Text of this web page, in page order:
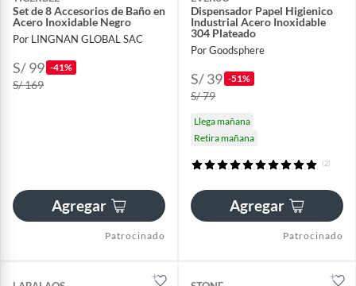
Set de 8 Accesorios de Baño en
Acero Inoxidable Negro
Por LINGNAN GLOBAL SAC
S/ 99 -41%
S/ 169
Agregar
Patrocinado
Dispensador Papel Higienico
Industrial Acero Inoxidable
304 Plateado
Por Goodsphere
S/ 39 -51%
S/ 79
Llega mañana
Retira mañana
(2)
Agregar
Patrocinado